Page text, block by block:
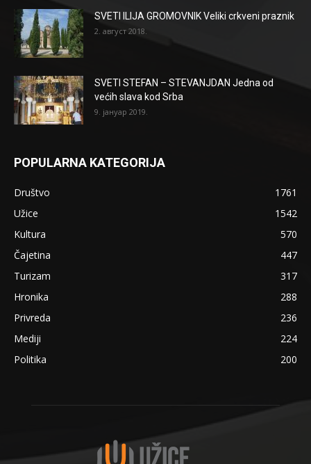
SVETI ILIJA GROMOVNIK Veliki crkveni praznik
2. август 2018.
SVETI STEFAN – STEVANJDAN Jedna od
većih slava kod Srba
9. јануар 2019.
POPULARNA KATEGORIJA
Društvo
1761
Užice
1542
Kultura
570
Čajetina
447
Turizam
317
Hronika
288
Privreda
236
Mediji
224
Politika
200